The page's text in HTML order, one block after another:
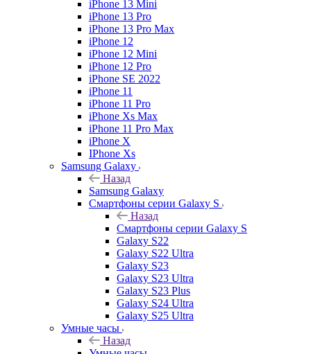
iPhone 13 Mini
iPhone 13 Pro
iPhone 13 Pro Max
iPhone 12
iPhone 12 Mini
iPhone 12 Pro
iPhone SE 2022
iPhone 11
iPhone 11 Pro
iPhone Xs Max
iPhone 11 Pro Max
iPhone X
IPhone Xs
Samsung Galaxy
Назад
Samsung Galaxy
Смартфоны серии Galaxy S
Назад
Смартфоны серии Galaxy S
Galaxy S22
Galaxy S22 Ultra
Galaxy S23
Galaxy S23 Ultra
Galaxy S23 Plus
Galaxy S24 Ultra
Galaxy S25 Ultra
Умные часы
Назад